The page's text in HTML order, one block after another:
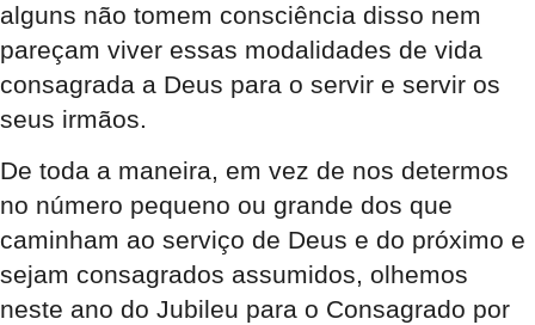
alguns não tomem consciência disso nem
pareçam viver essas modalidades de vida
consagrada a Deus para o servir e servir os
seus irmãos.
De toda a maneira, em vez de nos determos
no número pequeno ou grande dos que
caminham ao serviço de Deus e do próximo e
sejam consagrados assumidos, olhemos
neste ano do Jubileu para o Consagrado por